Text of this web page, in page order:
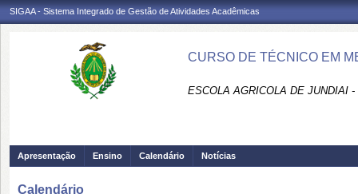
SIGAA - Sistema Integrado de Gestão de Atividades Acadêmicas
CURSO DE TÉCNICO EM
ESCOLA AGRICOLA DE JUNDIAI
Apresentação Ensino Calendário Notícias
Calendário